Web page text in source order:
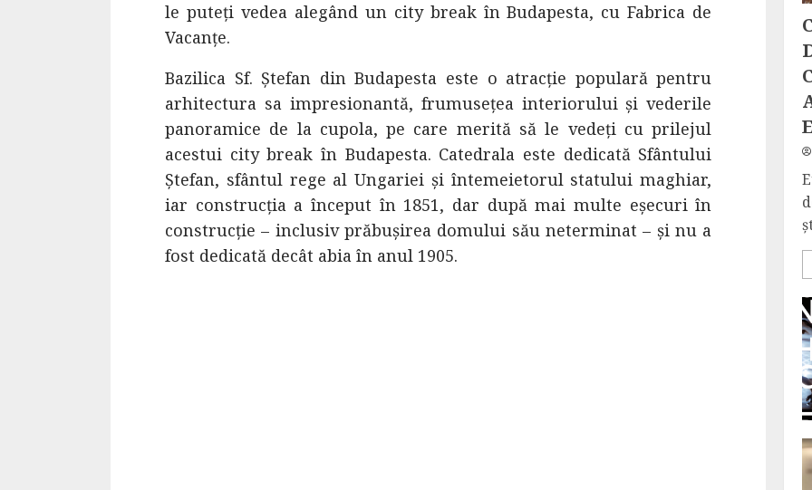
le puteți vedea alegând un city break în Budapesta, cu Fabrica de
Vacanțe.
Bazilica Sf. Ștefan din Budapesta este o atracție populară pentru
arhitectura sa impresionantă, frumusețea interiorului și vederile
panoramice de la cupola, pe care merită să le vedeți cu prilejul
acestui city break în Budapesta. Catedrala este dedicată Sfântului
Ștefan, sfântul rege al Ungariei și întemeietorul statului maghiar,
iar construcția a început în 1851, dar după mai multe eșecuri în
construcție – inclusiv prăbușirea domului său neterminat – și nu a
fost dedicată decât abia în ​​anul 1905.